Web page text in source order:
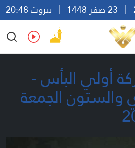
بيروت 20:48
Ar
En Fr Es
أولي البأس -
والستون الجمعة